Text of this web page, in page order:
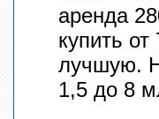
аренда
купить
лучшую.
1,5 до 8